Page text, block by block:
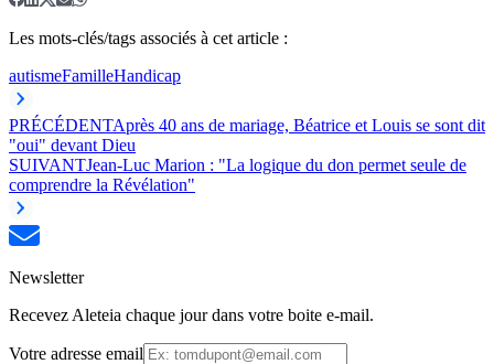
Les mots-clés/tags associés à cet article :
autismeFamilleHandicap
PRÉCÉDENTAprès 40 ans de mariage, Béatrice et Louis se sont dit
"oui" devant Dieu
SUIVANTJean-Luc Marion : "La logique du don permet seule de
comprendre la Révélation"
Newsletter
Recevez Aleteia chaque jour dans votre boite e-mail.
Votre adresse email